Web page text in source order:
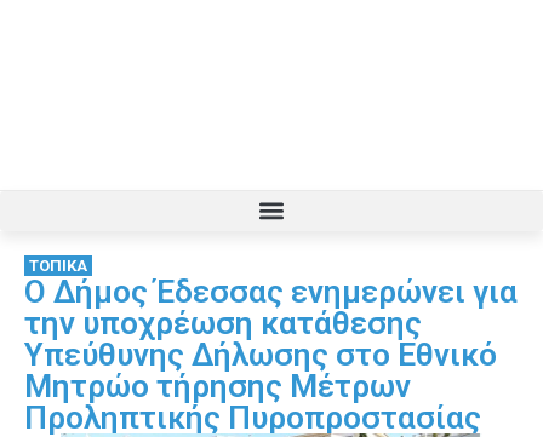
ΤΟΠΙΚΑ
Ο Δήμος Έδεσσας ενημερώνει για
την υποχρέωση κατάθεσης
Υπεύθυνης Δήλωσης στο Εθνικό
Μητρώο τήρησης Μέτρων
Προληπτικής Πυροπροστασίας